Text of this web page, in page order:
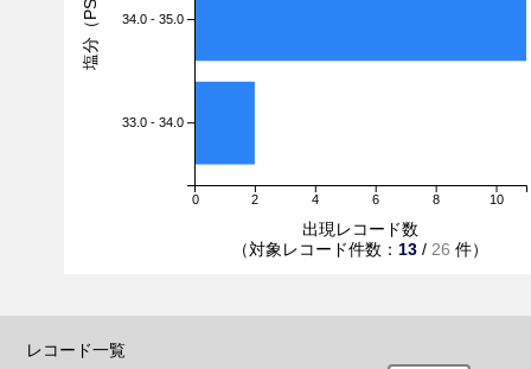
0 2 4 6 8 10
34.0 - 35.0
33.0 - 34.0
出現レコード数
（対象レコード件数： 13 / 26 件）
塩分（PSU）
レコード一覧